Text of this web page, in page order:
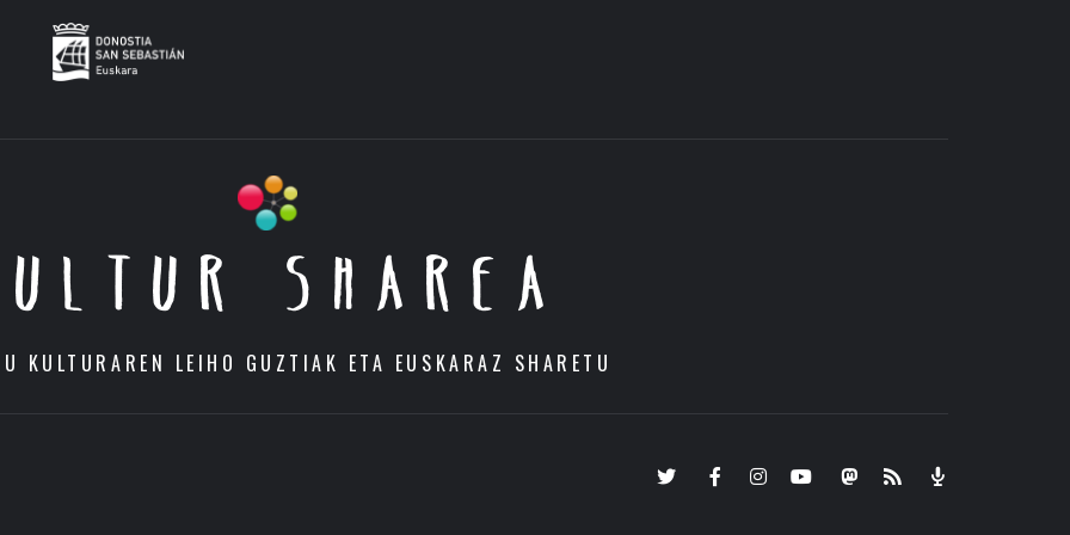
SHAREA
KULTURAREN LEIHO GUZTIAK ETA EUSKARAZ SHARETU
TwitterFacebookInstagramYoutubeMastodon.eus
RSS Podcast